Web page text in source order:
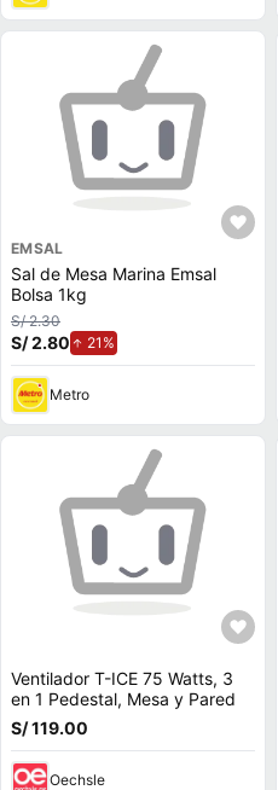
EMSAL
Sal de Mesa Marina Emsal
Bolsa 1kg
S/ 2.30
S/ 2.80 21%
Metro
Ventilador T-ICE 75 Watts, 3
en 1 Pedestal, Mesa y Pared
S/ 119.00
Oechsle